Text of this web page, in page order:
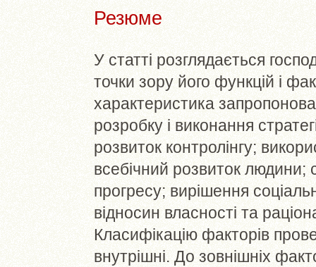
Резюме
У статті розглядається
точки зору його функцій і
характеристика
розробку і виконання
розвиток контролінгу;
всебічний розвиток людини;
прогресу; вирішення
відносин власності та
Класифікацію факторів
внутрішні. До зовнішніх